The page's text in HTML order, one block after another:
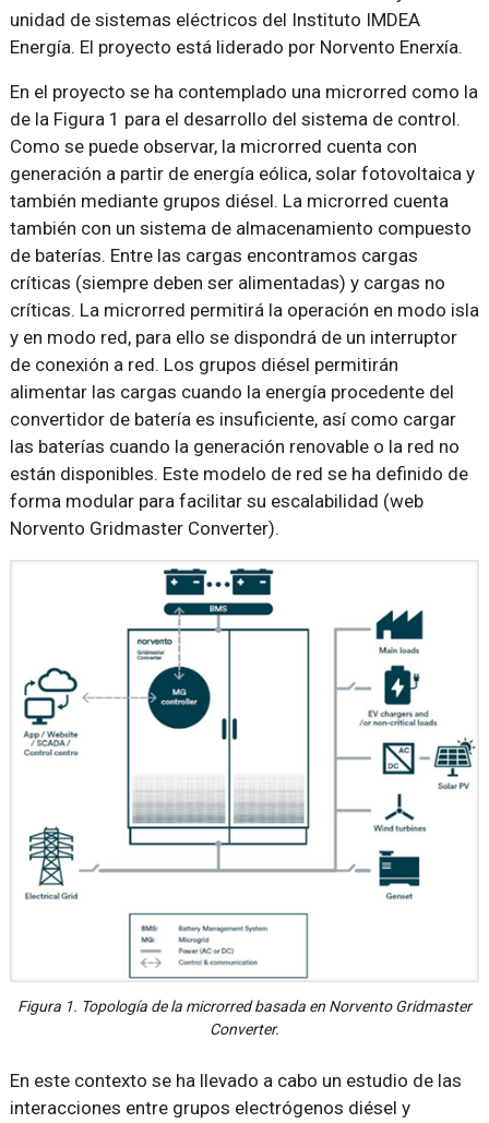
unidad de sistemas eléctricos del Instituto IMDEA
Energía. El proyecto está liderado por Norvento Enerxía.
En el proyecto se ha contemplado una microrred como la
de la Figura 1 para el desarrollo del sistema de control.
Como se puede observar, la microrred cuenta con
generación a partir de energía eólica, solar fotovoltaica y
también mediante grupos diésel. La microrred cuenta
también con un sistema de almacenamiento compuesto
de baterías. Entre las cargas encontramos cargas
críticas (siempre deben ser alimentadas) y cargas no
críticas. La microrred permitirá la operación en modo isla
y en modo red, para ello se dispondrá de un interruptor
de conexión a red. Los grupos diésel permitirán
alimentar las cargas cuando la energía procedente del
convertidor de batería es insuficiente, así como cargar
las baterías cuando la generación renovable o la red no
están disponibles. Este modelo de red se ha definido de
forma modular para facilitar su escalabilidad (web
Norvento Gridmaster Converter).
Figura 1. Topología de la microrred basada en Norvento Gridmaster
Converter.
En este contexto se ha llevado a cabo un estudio de las
interacciones entre grupos electrógenos diésel y